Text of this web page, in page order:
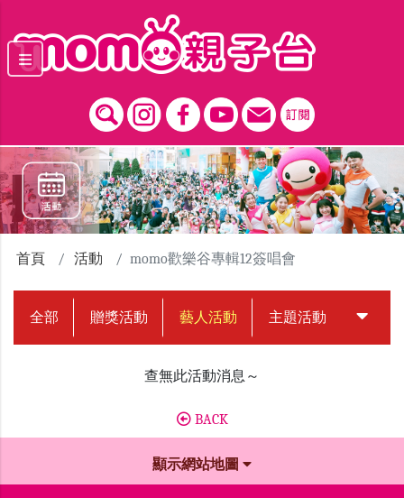
首頁 活動 momo歡樂谷專輯12簽唱會
全部 贈獎活動 藝人活動 主題活動 中獎名
查無此活動消息～
BACK
顯示網站地圖